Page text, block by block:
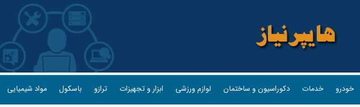
خودرو خدمات دکوراسیون و ساختمان لوازم ورزشی ابزار و تجهیزات ترازو باسکول مواد شیمیایی